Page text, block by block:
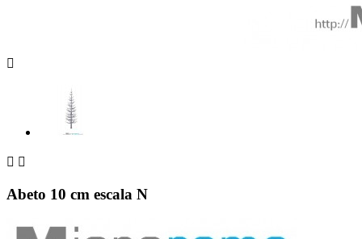

 
Abeto 10 cm escala N